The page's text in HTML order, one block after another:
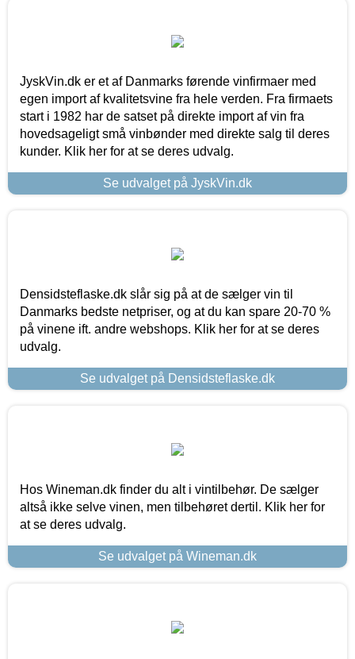
JyskVin.dk er et af Danmarks førende vinfirmaer med
egen import af kvalitetsvine fra hele verden. Fra firmaets
start i 1982 har de satset på direkte import af vin fra
hovedsageligt små vinbønder med direkte salg til deres
kunder. Klik her for at se deres udvalg.
Se udvalget på JyskVin.dk
Densidsteflaske.dk slår sig på at de sælger vin til
Danmarks bedste netpriser, og at du kan spare 20-70 %
på vinene ift. andre webshops. Klik her for at se deres
udvalg.
Se udvalget på Densidsteflaske.dk
Hos Wineman.dk finder du alt i vintilbehør. De sælger
altså ikke selve vinen, men tilbehøret dertil. Klik her for
at se deres udvalg.
Se udvalget på Wineman.dk